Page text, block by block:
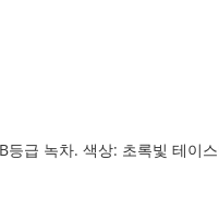
급 녹차. 색상: 초록빛 테이